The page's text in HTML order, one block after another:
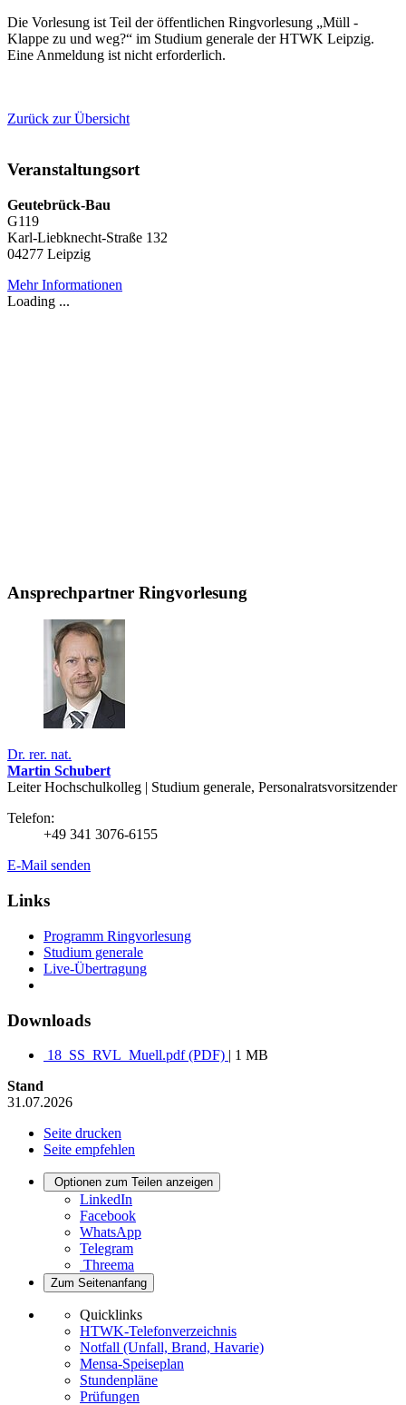
Die Vorlesung ist Teil der öffentlichen Ringvorlesung „Müll -
Klappe zu und weg?“ im Studium generale der HTWK Leipzig.
Eine Anmeldung ist nicht erforderlich.
Zurück zur Übersicht
Veranstaltungsort
Geutebrück-Bau
G119
Karl-Liebknecht-Straße 132
04277 Leipzig
Mehr Informationen
Loading ...
Ansprechpartner Ringvorlesung
Dr. rer. nat.
Martin Schubert
Leiter Hochschulkolleg | Studium generale, Personalratsvorsitzender
Telefon:
+49 341 3076-6155
E-Mail senden
Links
Programm Ringvorlesung
Studium generale
Live-Übertragung
Downloads
18_SS_RVL_Muell.pdf (PDF) | 1 MB
Stand
31.07.2026
Seite drucken
Seite empfehlen
Optionen zum Teilen anzeigen
LinkedIn
Facebook
WhatsApp
Telegram
Threema
Zum Seitenanfang
Quicklinks
HTWK-Telefonverzeichnis
Notfall (Unfall, Brand, Havarie)
Mensa-Speiseplan
Stundenpläne
Prüfungen